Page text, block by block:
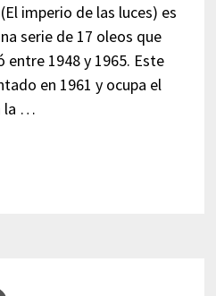
imperio de las luces) es
serie de 17 oleos que
entre 1948 y 1965. Este
en 1961 y ocupa el
la …